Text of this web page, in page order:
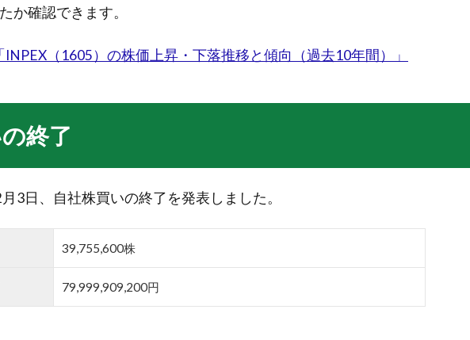
か確認できます。
INPEX（1605）の株価上昇・下落推移と傾向（過去10年間）」
終了
3日、自社株買いの終了を発表しました。
39,755,600株
79,999,909,200円